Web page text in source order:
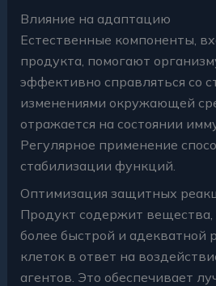
Влияние на адаптацию
Естественные компоненты,
продукта, помогают
эффективно справляться со
изменениями окружающей
отражается на состоянии
Регулярное применение
стабилизации функций.
Оптимизация защитных
Продукт содержит
более быстрой и адекватной
клеток в ответ на
агентов. Это обеспечивает